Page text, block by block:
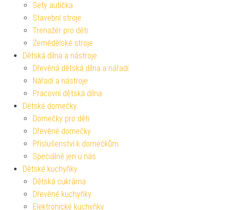
Sety autíčka
Stavební stroje
Trenažér pro děti
Zemědělské stroje
Dětská dílna a nástroje
Dřevěná dětská dílna a nářadí
Nářadí a nástroje
Pracovní dětská dílna
Dětské domečky
Domečky pro děti
Dřevěné domečky
Příslušenství k domečkům
Speciálně jen u nás
Dětské kuchyňky
Dětská cukrárna
Dřevěné kuchyňky
Elektronické kuchyňky